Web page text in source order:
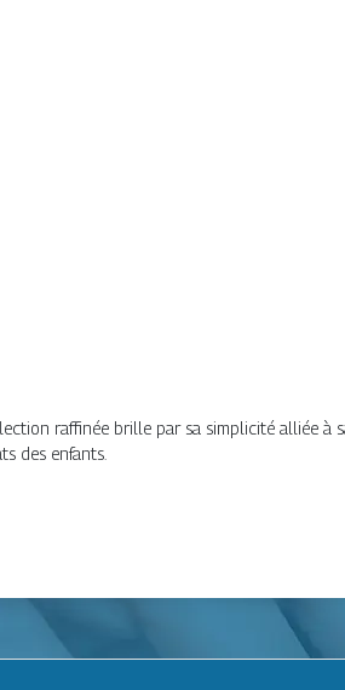
raffinée brille par sa simplicité alliée à
des enfants.